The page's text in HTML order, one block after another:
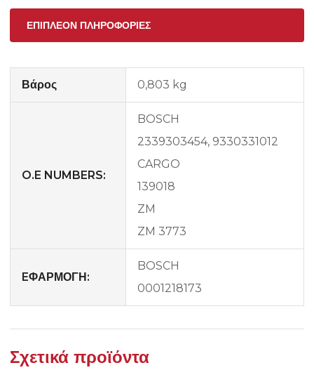
ΕΠΙΠΛΈΟΝ ΠΛΗΡΟΦΟΡΊΕΣ
Βάρος 0,803 kg
O.E NUMBERS:
BOSCH
2339303454, 9330331012
CARGO
139018
ZM
ZM 3773
EΦΑΡΜΟΓΗ:
BOSCH
0001218173
Σχετικά προϊόντα